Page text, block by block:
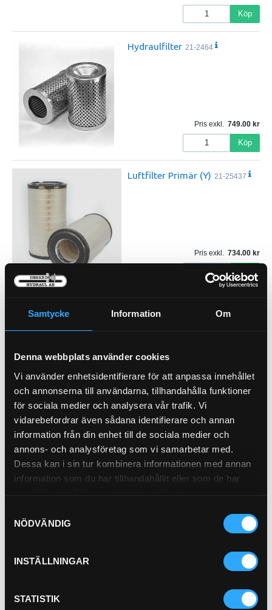
Samtycke Information Om
Denna webbplats använder cookies
Vi använder enhetsidentifierare för att anpassa innehållet
och annonserna till användarna, tillhandahålla funktioner
för sociala medier och analysera vår trafik. Vi
vidarebefordrar även sådana identifierare och annan
information från din enhet till de sociala medier och
annons- och analysföretag som vi samarbetar med.
Dessa kan i sin tur kombinera informationen med annan
information som du har tillhandahållit eller som de har
NÖDVÄNDIG
INSTÄLLNINGAR
STATISTIK
Köp
Hydraulfilter 21-2464
Pris exkl. 749.00
Köp
Luftfilter Primär (Y) 21-25437
Pris exkl. 734.00
Köp
Pris exkl. 399.00
Hydraulfilter 21-4729
Köp